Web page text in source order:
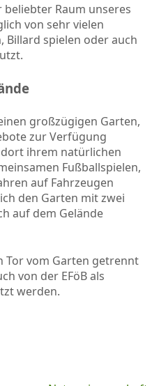
Raum unseres
von sehr vielen
Billard spielen oder auch
großzügigen Garten,
zur Verfügung
ihrem natürlichen
Fußballspielen,
auf Fahrzeugen
den Garten mit zwei
auf dem Gelände
Tor vom Garten getrennt
von der EFöB als
werden.